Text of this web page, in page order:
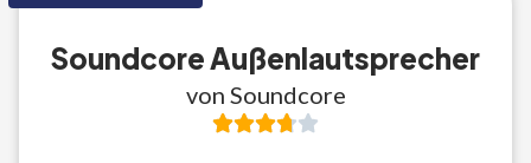
Soundcore Außenlautsprecher
von Soundcore